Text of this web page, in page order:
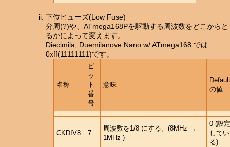
下位ヒューズ(Low Fuse)
分周(?)や、ATmega168Pを駆動する周波数をどこからと
るかによって変えます。
Diecimila, Duemilanove Nano w/ ATmega168 では
0xff(11111111)です。
名称
ビ
ッ
ト
番
号
意味
Default
の値
CKDIV8 7
周波数を1/8 にする。(8MHz →
1MHz )
0 (設定
してい
る)